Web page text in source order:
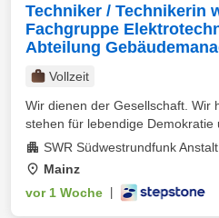
Techniker / Technikerin
Fachgruppe
Abteilung
Vollzeit
Wir dienen der Gesellschaft. Wir
stehen für lebendige Demokratie
SWR Südwestrundfunk
Mainz
vor 1 Woche